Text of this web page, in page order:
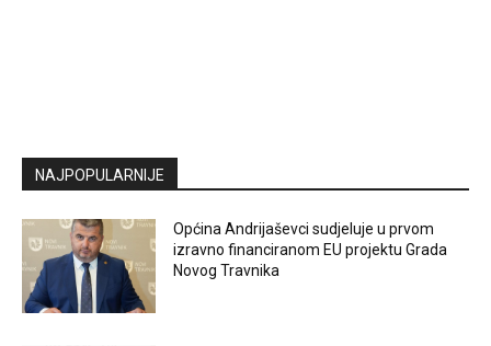
NAJPOPULARNIJE
Općina Andrijaševci sudjeluje u prvom
izravno financiranom EU projektu Grada
Novog Travnika